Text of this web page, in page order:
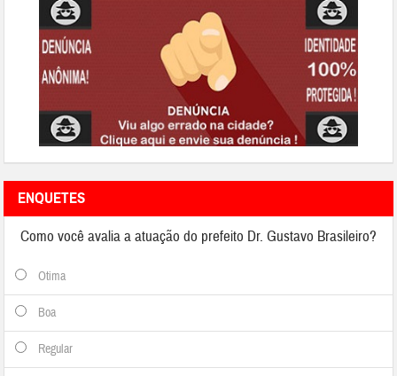
ENQUETES
Como você avalia a atuação do prefeito Dr. Gustavo Brasileiro?
Otima
Boa
Regular